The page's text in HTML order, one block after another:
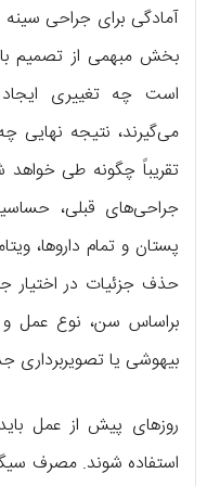
آمادگی برای جراحی
بخش مبهمی از تصمیم
است چه تغییری ایجاد
می‌گیرند، نتیجه نهایی
تقریباً چگونه طی خواهد
جراحی‌های قبلی،
پستان و تمام داروها،
حذف جزئیات در اختیار
براساس سن، نوع عمل و
بیهوشی یا تصویربرداری
روزهای پیش از عمل
استفاده شوند. مصرف